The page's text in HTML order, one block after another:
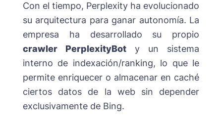
Con el tiempo, Perplexity ha evolucionado
su arquitectura para ganar autonomía. La
empresa ha desarrollado su propio
crawler PerplexityBot y un sistema
interno de indexación/ranking, lo que le
permite enriquecer o almacenar en caché
ciertos datos de la web sin depender
exclusivamente de Bing.